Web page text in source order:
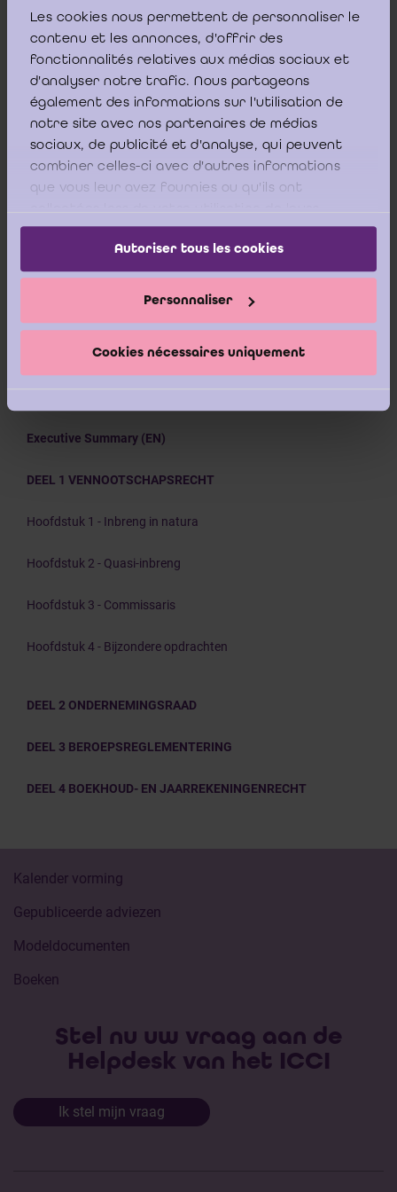
Les cookies nous permettent de personnaliser le
contenu et les annonces, d'offrir des
fonctionnalités relatives aux médias sociaux et
d'analyser notre trafic. Nous partageons
également des informations sur l'utilisation de
notre site avec nos partenaires de médias
sociaux, de publicité et d'analyse, qui peuvent
combiner celles-ci avec d'autres informations
que vous leur avez fournies ou qu'ils ont
services.
Autoriser tous les cookies
Personnaliser
Cookies nécessaires uniquement
Instituut van de Bedrijfsrevisoren en organisatie van het
publiek toezicht op het beroep van bedrijfsrevisor,
van vennootschappen.
In het vierde deel ten slotte worden nog diverse adviezen
besproken die verband houden met het boekhoud- en
Online bestellen
Inhoudstafel
Woord vooraf
Executive Summary (EN)
DEEL 1 VENNOOTSCHAPSRECHT
Hoofdstuk 1 - Inbreng in natura
Hoofdstuk 2 - Quasi-inbreng
Hoofdstuk 3 - Commissaris
Hoofdstuk 4 - Bijzondere opdrachten
DEEL 2 ONDERNEMINGSRAAD
DEEL 3 BEROEPSREGLEMENTERING
DEEL 4 BOEKHOUD- EN JAARREKENINGENRECHT
Kalender vorming
Gepubliceerde adviezen
Modeldocumenten
Boeken
Stel nu uw vraag aan de
Helpdesk van het ICCI
Ik stel mijn vraag